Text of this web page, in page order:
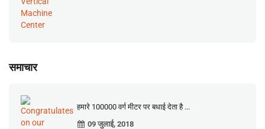
समाचार
हमारे 100000 वर्ग मीटर पर बधाई देता है ...
09 जुलाई, 2018